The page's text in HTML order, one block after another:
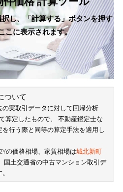
択し、「計算する」ボタンを押す
こに表示されます。
ついて
実取引データに対して回帰分析
算定したもので、 不動産鑑定士な
行う際と同等の算定手法を適用し
の価格相場、家賃相場は城北新町
国土交通省の中古マンション取引デ